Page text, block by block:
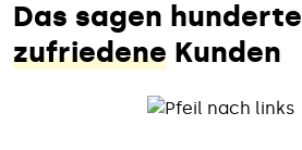
Das sagen hunderte
zufriedene Kunden